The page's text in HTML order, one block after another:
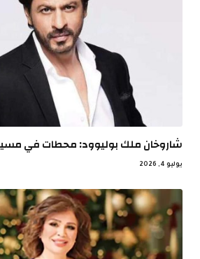
شاروخان ملك بوليوود: محطات في
يوليو 4, 2026